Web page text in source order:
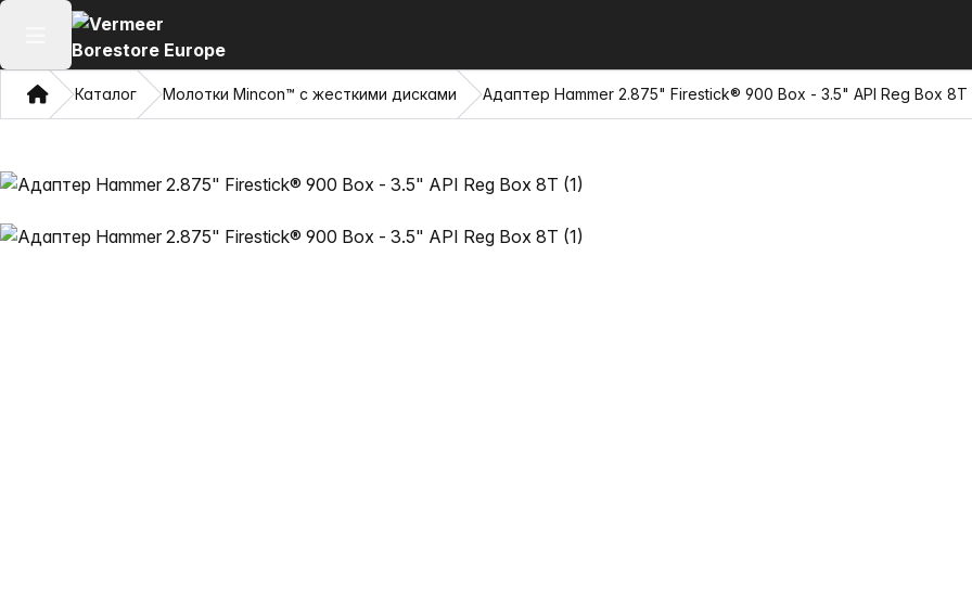
Открыть главное меню
ДомКаталог Молотки Mincon™ с жесткими дисками Адаптер Hammer 2.875" Firestick® 900 Box - 3.5" API Reg Box 8T